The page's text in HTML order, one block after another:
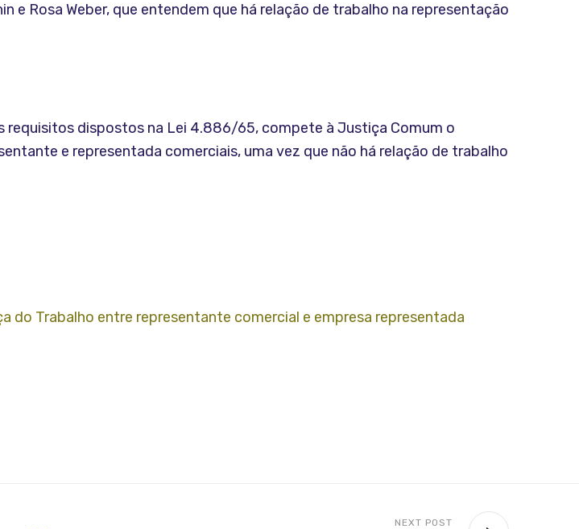
e Rosa Weber, que entendem que há relação de trabalho na representação
requisitos dispostos na Lei 4.886/65, compete à Justiça Comum o
e representada comerciais, uma vez que não há relação de trabalho
do Trabalho entre representante comercial e empresa representada
NEXT POST